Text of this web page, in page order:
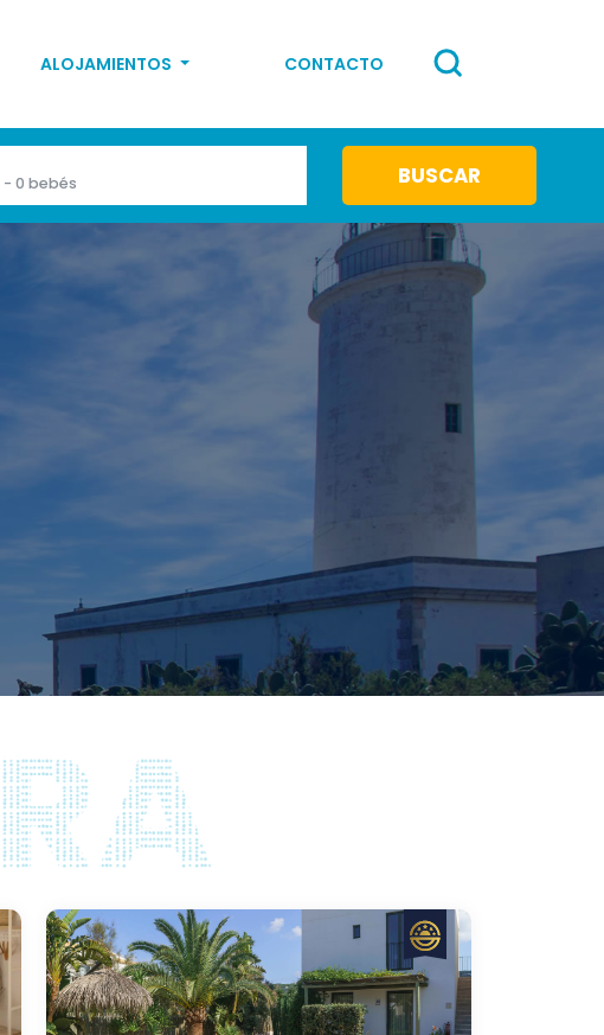
ALOJAMIENTOS CONTACTO
- 0 bebés